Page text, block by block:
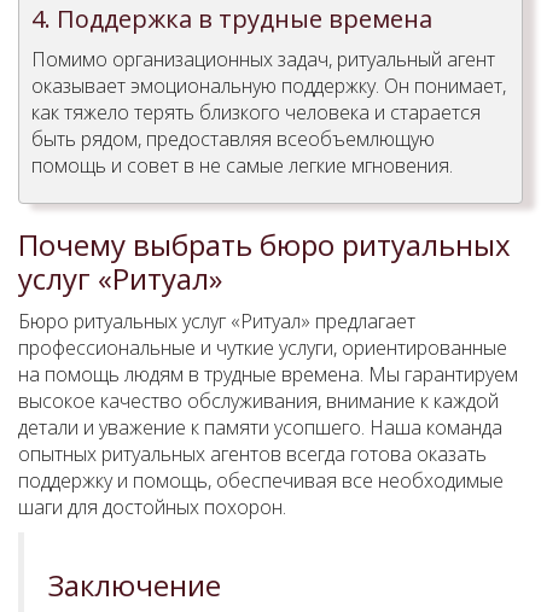
4. Поддержка в трудные времена
Помимо организационных задач, ритуальный агент
оказывает эмоциональную поддержку. Он понимает,
как тяжело терять близкого человека и старается
быть рядом, предоставляя всеобъемлющую
помощь и совет в не самые легкие мгновения.
Почему выбрать бюро ритуальных
услуг «Ритуал»
Бюро ритуальных услуг «Ритуал» предлагает
профессиональные и чуткие услуги, ориентированные
на помощь людям в трудные времена. Мы гарантируем
высокое качество обслуживания, внимание к каждой
детали и уважение к памяти усопшего. Наша команда
опытных ритуальных агентов всегда готова оказать
поддержку и помощь, обеспечивая все необходимые
шаги для достойных похорон.
Заключение